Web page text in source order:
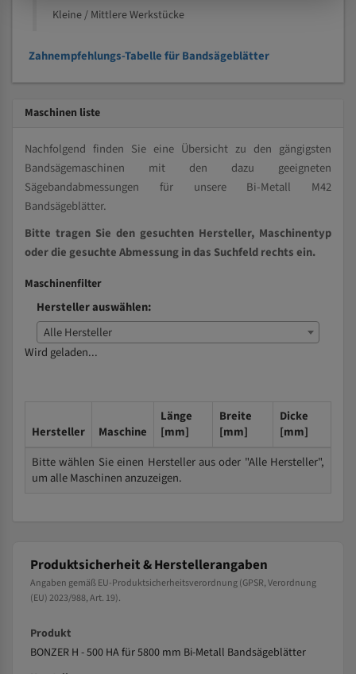
Kleine / Mittlere Werkstücke
Zahnempfehlungs-Tabelle für Bandsägeblätter
Maschinen liste
Nachfolgend finden Sie eine Übersicht zu den gängigsten
Bandsägemaschinen mit den dazu geeigneten
Sägebandabmessungen für unsere Bi-Metall M42
Bandsägeblätter.
Bitte tragen Sie den gesuchten Hersteller, Maschinentyp
oder die gesuchte Abmessung in das Suchfeld rechts ein.
Maschinenfilter
Hersteller auswählen:
Alle Hersteller
Wird geladen...
Hersteller Maschine
Länge
[mm]
Breite
[mm]
Dicke
[mm]
Bitte wählen Sie einen Hersteller aus oder "Alle Hersteller",
um alle Maschinen anzuzeigen.
Produktsicherheit & Herstellerangaben
Angaben gemäß EU-Produktsicherheitsverordnung (GPSR, Verordnung
(EU) 2023/988, Art. 19).
Produkt
BONZER H - 500 HA für 5800 mm Bi-Metall Bandsägeblätter